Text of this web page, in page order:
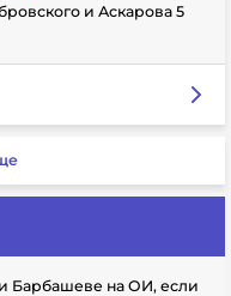
и Аскарова 5
Барбашеве на ОИ, если